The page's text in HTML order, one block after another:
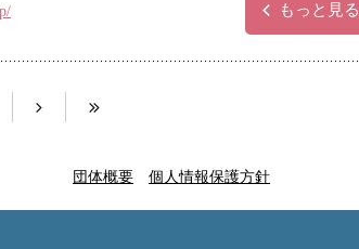
もっと見る
団体概要 個人情報保護方針